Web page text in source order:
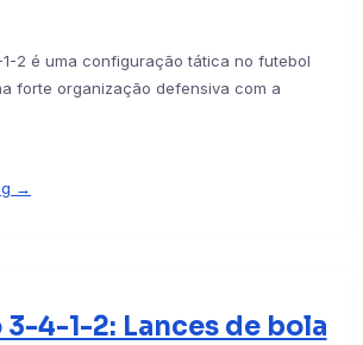
2 é uma configuração tática no futebol
forte organização defensiva com a
→
3-4-1-2: Lances de bola